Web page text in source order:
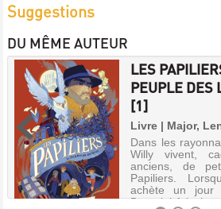
Suggestions
DU MÊME AUTEUR
LES
PEUPLE DES
[1]
Livre | Major,
Dans les
Willy vivent,
anciens, de
Papiliers.
achète un jour
Barnabé faisait